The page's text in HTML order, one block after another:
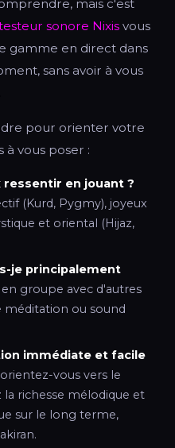
mais c'est
sonore Nixis vous
gamme en direct dans
sans avoir à vous
pour orienter votre
à vous poser :
ressentir en jouant ?
(Kurd, Pygmy), joyeux
et oriental (Hijaz,
je principalement
en groupe avec d'autres
méditation ou sound
immédiate et facile
vous vers le
la richesse mélodique et
sur le long terme,